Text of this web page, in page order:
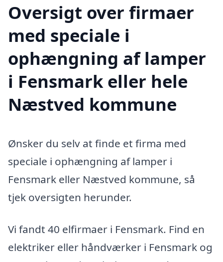
Oversigt over firmaer
med speciale i
ophængning af lamper
i Fensmark eller hele
Næstved kommune
Ønsker du selv at finde et firma med
speciale i ophængning af lamper i
Fensmark eller Næstved kommune, så
tjek oversigten herunder.
Vi fandt 40 elfirmaer i Fensmark. Find en
elektriker eller håndværker i Fensmark og